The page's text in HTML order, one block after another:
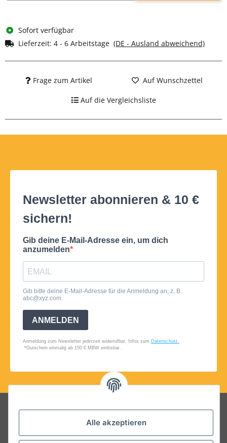
Alle akzeptieren
Sofort verfügbar
Lieferzeit: 4 - 6 Arbeitstage (DE - Ausland abweichend)
Frage zum Artikel Auf Wunschzettel
Auf die Vergleichsliste
Folgt uns auf Social Media